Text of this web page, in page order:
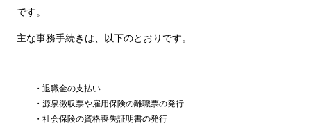
です。
主な事務手続きは、以下のとおりです。
退職金の支払い
源泉徴収票や雇用保険の離職票の発行
社会保険の資格喪失証明書の発行